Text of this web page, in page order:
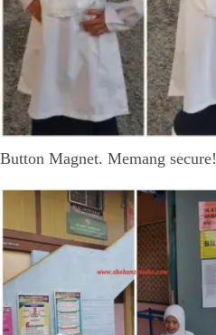
Button Magnet. Memang secure!